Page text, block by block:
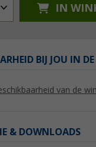
IN
BIJ JOU IN
van de
& DOWNLOADS
%